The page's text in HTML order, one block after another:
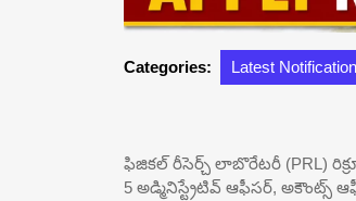
Categories: Latest Notification
ఫిజికల్ రీసెర్చ్ లాబొరేటరీ (PRL)
5 అడ్మినిస్ట్రేటివ్ ఆఫీసర్, అకౌంట్స్